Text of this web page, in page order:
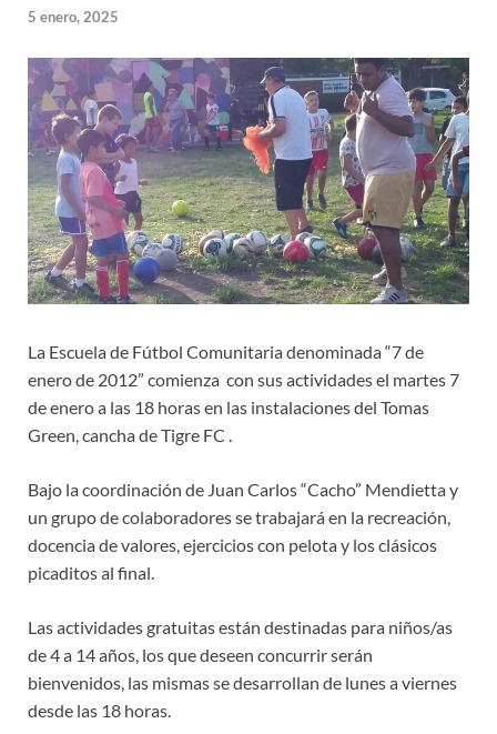
5 enero, 2025
La Escuela de Fútbol Comunitaria denominada “7 de
enero de 2012” comienza con sus actividades el martes 7
de enero a las 18 horas en las instalaciones del Tomas
Green, cancha de Tigre FC .
Bajo la coordinación de Juan Carlos “Cacho” Mendietta y
un grupo de colaboradores se trabajará en la recreación,
docencia de valores, ejercicios con pelota y los clásicos
picaditos al final.
Las actividades gratuitas están destinadas para niños/as
de 4 a 14 años, los que deseen concurrir serán
bienvenidos, las mismas se desarrollan de lunes a viernes
desde las 18 horas.